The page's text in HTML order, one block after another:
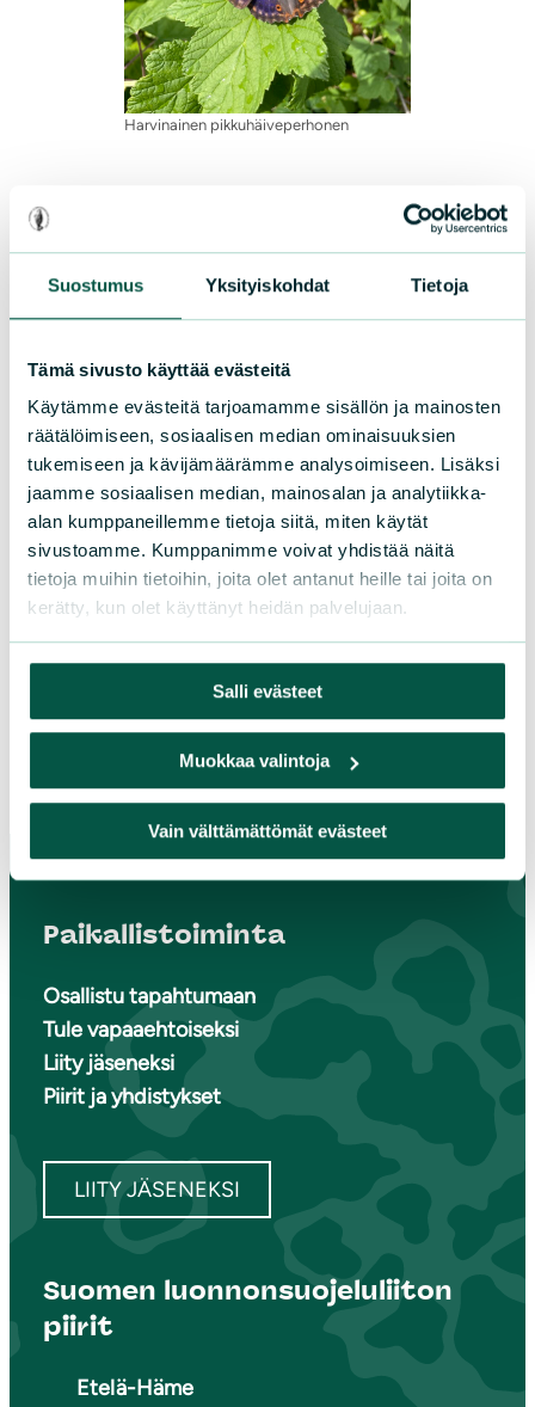
Suostumus Yksityiskohdat Tietoja
Tämä sivusto käyttää evästeitä
Käytämme evästeitä tarjoamamme sisällön ja mainosten
räätälöimiseen, sosiaalisen median ominaisuuksien
tukemiseen ja kävijämäärämme analysoimiseen. Lisäksi
jaamme sosiaalisen median, mainosalan ja analytiikka-
alan kumppaneillemme tietoja siitä, miten käytät
sivustoamme. Kumppanimme voivat yhdistää näitä
tietoja muihin tietoihin, joita olet antanut heille tai joita on
kerätty, kun olet käyttänyt heidän palvelujaan.
Salli evästeet
Muokkaa valintoja
Vain välttämättömät evästeet
Harvinainen pikkuhäiveperhonen
Suomen luonnonsuojeluliiton Pirkanmaan piiri
SLL Nokia ry
nokianluonto@gmail.com
Instagram
Paikallistoiminta
Osallistu tapahtumaan
Tule vapaaehtoiseksi
Liity jäseneksi
Piirit ja yhdistykset
LIITY JÄSENEKSI
Suomen luonnonsuojeluliiton
piirit
Etelä-Häme